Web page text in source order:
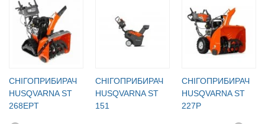
СНІГОПРИБИРАЧ
HUSQVARNA ST
268EPT
СНІГОПРИБИРАЧ
HUSQVARNA ST
151
СНІГОПРИБИРАЧ
HUSQVARNA ST
227P